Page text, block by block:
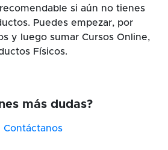
si aún no tienes
Puedes empezar, por
y luego sumar Cursos Online,
Físicos.
más dudas?
Contáctanos